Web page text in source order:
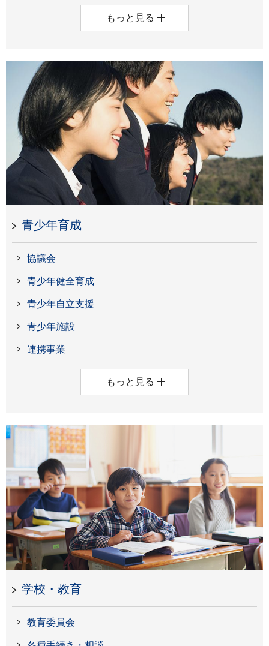
もっと見る
青少年育成
協議会
青少年健全育成
青少年自立支援
青少年施設
連携事業
もっと見る
学校・教育
教育委員会